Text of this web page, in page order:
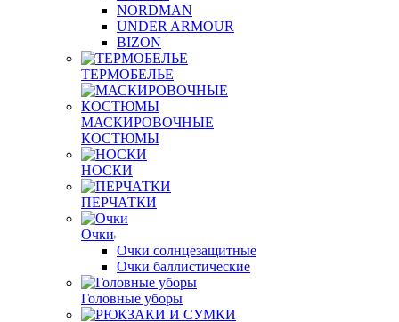
NORDMAN
UNDER ARMOUR
BIZON
ТЕРМОБЕЛЬЕ
МАСКИРОВОЧНЫЕ
КОСТЮМЫ
НОСКИ
ПЕРЧАТКИ
Очки
Очки солнцезащитные
Очки баллистические
Головные уборы